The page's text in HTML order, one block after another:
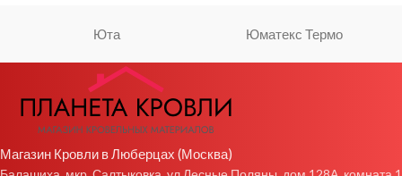
Юта Юматекс Термо
Магазин Кровли в Люберцах (Москва)